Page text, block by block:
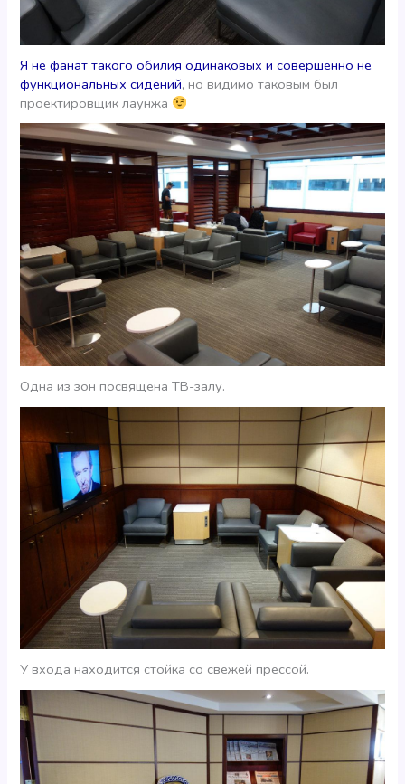
Я не фанат такого обилия одинаковых и совершенно не
функциональных сидений, но видимо таковым был
проектировщик лаунжа
Одна из зон посвящена ТВ-залу.
У входа находится стойка со свежей прессой.